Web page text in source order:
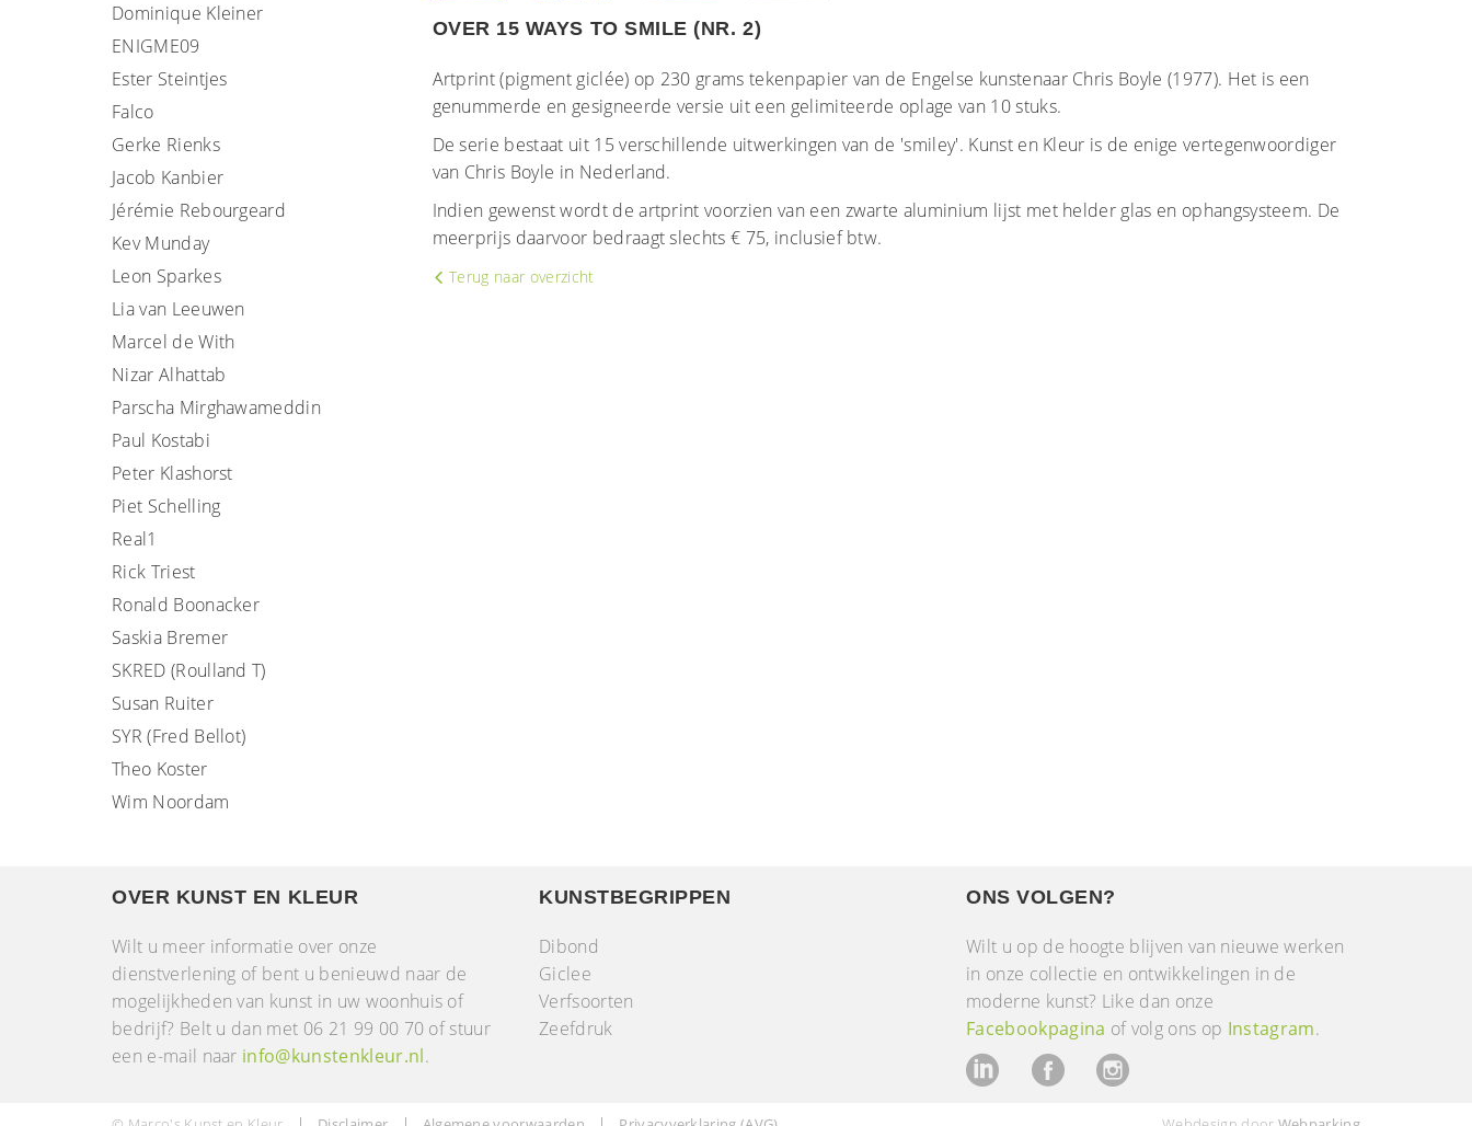
Dominique Kleiner
ENIGME09
Ester Steintjes
Falco
Gerke Rienks
Jacob Kanbier
Jérémie Rebourgeard
Kev Munday
Leon Sparkes
Lia van Leeuwen
Marcel de With
Nizar Alhattab
Parscha Mirghawameddin
Paul Kostabi
Peter Klashorst
Piet Schelling
Real1
Rick Triest
Ronald Boonacker
Saskia Bremer
SKRED (Roulland T)
Susan Ruiter
SYR (Fred Bellot)
Theo Koster
Wim Noordam
OVER 15 WAYS TO SMILE (NR. 2)
Artprint (pigment giclée) op 230 grams tekenpapier van de Engelse kunstenaar Chris Boyle (1977). Het is een
genummerde en gesigneerde versie uit een gelimiteerde oplage van 10 stuks.
De serie bestaat uit 15 verschillende uitwerkingen van de 'smiley'. Kunst en Kleur is de enige vertegenwoordiger
van Chris Boyle in Nederland.
Indien gewenst wordt de artprint voorzien van een zwarte aluminium lijst met helder glas en ophangsysteem. De
meerprijs daarvoor bedraagt slechts € 75, inclusief btw.
Terug naar overzicht
OVER KUNST EN KLEUR
Wilt u meer informatie over onze
dienstverlening of bent u benieuwd naar de
mogelijkheden van kunst in uw woonhuis of
bedrijf? Belt u dan met 06 21 99 00 70 of stuur
een e-mail naar info@kunstenkleur.nl.
KUNSTBEGRIPPEN
Dibond
Giclee
Verfsoorten
Zeefdruk
ONS VOLGEN?
Wilt u op de hoogte blijven van nieuwe werken
in onze collectie en ontwikkelingen in de
moderne kunst? Like dan onze
Facebookpagina of volg ons op Instagram.